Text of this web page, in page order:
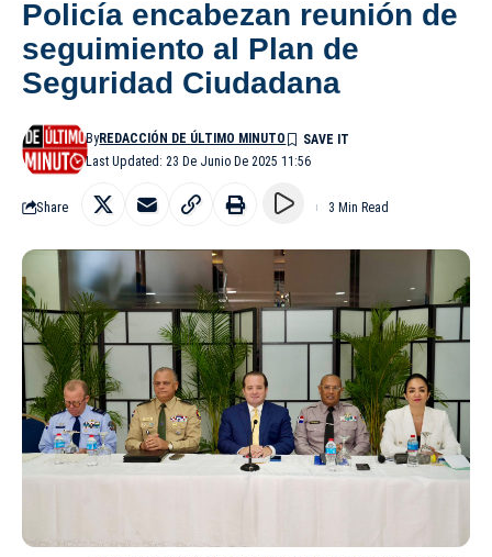
Policía encabezan reunión de
seguimiento al Plan de
Seguridad Ciudadana
Last Updated: 23 De Junio De 2025 11:56
ByREDACCIÓN DE ÚLTIMO MINUTO
Share 3 Min Read